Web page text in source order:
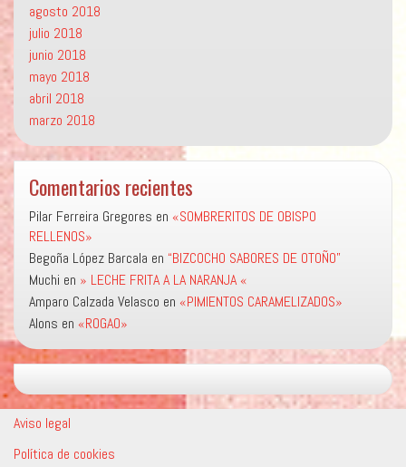
agosto 2018
julio 2018
junio 2018
mayo 2018
abril 2018
marzo 2018
Comentarios recientes
Pilar Ferreira Gregores en «SOMBRERITOS DE OBISPO
RELLENOS»
Begoña López Barcala en “BIZCOCHO SABORES DE OTOÑO”
Muchi en » LECHE FRITA A LA NARANJA «
Amparo Calzada Velasco en «PIMIENTOS CARAMELIZADOS»
Alons en «ROGAO»
Aviso legal
Política de cookies